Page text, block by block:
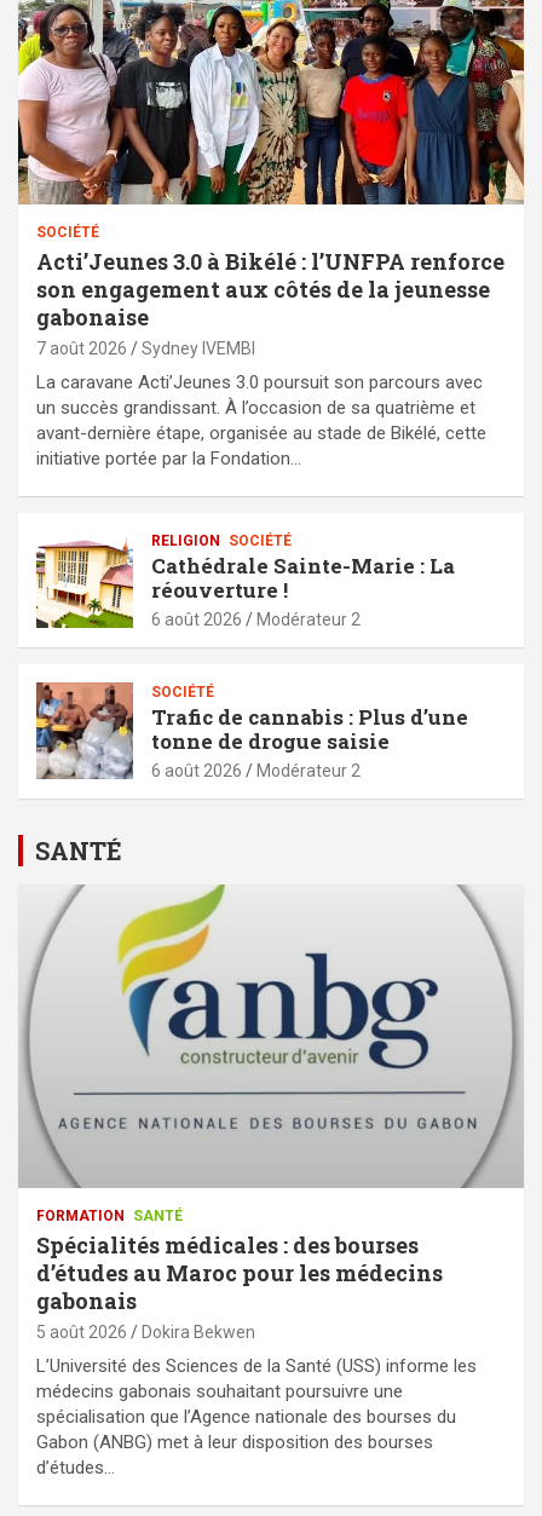
SOCIÉTÉ
Acti’Jeunes 3.0 à Bikélé : l’UNFPA renforce
son engagement aux côtés de la jeunesse
gabonaise
7 août 2026 Sydney IVEMBI
La caravane Acti’Jeunes 3.0 poursuit son parcours avec
un succès grandissant. À l’occasion de sa quatrième et
avant-dernière étape, organisée au stade de Bikélé, cette
initiative portée par la Fondation…
RELIGION SOCIÉTÉ
Cathédrale Sainte-Marie : La
réouverture !
6 août 2026 Modérateur 2
SOCIÉTÉ
Trafic de cannabis : Plus d’une
tonne de drogue saisie
6 août 2026 Modérateur 2
SANTÉ
FORMATION SANTÉ
Spécialités médicales : des bourses
d’études au Maroc pour les médecins
gabonais
5 août 2026 Dokira Bekwen
L’Université des Sciences de la Santé (USS) informe les
médecins gabonais souhaitant poursuivre une
spécialisation que l’Agence nationale des bourses du
Gabon (ANBG) met à leur disposition des bourses
d’études…